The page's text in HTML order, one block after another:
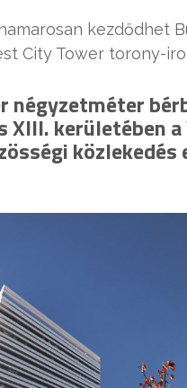
kezdődhet
City Tower torony-
négyzetméter
kerületében a